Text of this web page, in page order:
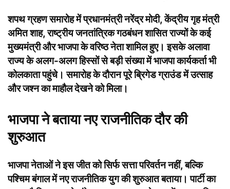
शपथ ग्रहण समारोह में प्रधानमंत्री नरेंद्र मोदी, केंद्रीय गृह मंत्री
अमित शाह, राष्ट्रीय जनतांत्रिक गठबंधन शासित राज्यों के कई
मुख्यमंत्री और भाजपा के वरिष्ठ नेता शामिल हुए। इसके अलावा
राज्य के अलग-अलग हिस्सों से बड़ी संख्या में भाजपा कार्यकर्ता भी
कोलकाता पहुंचे। समारोह के दौरान पूरे ब्रिगेड ग्राउंड में उत्साह
और जश्न का माहौल देखने को मिला।
भाजपा ने बताया नए राजनीतिक दौर की
शुरुआत
भाजपा नेताओं ने इस जीत को सिर्फ सत्ता परिवर्तन नहीं, बल्कि
पश्चिम बंगाल में नए राजनीतिक युग की शुरुआत बताया। पार्टी का